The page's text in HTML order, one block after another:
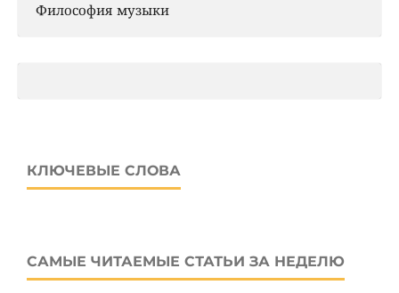
Философия музыки
КЛЮЧЕВЫЕ СЛОВА
САМЫЕ ЧИТАЕМЫЕ СТАТЬИ ЗА НЕДЕЛЮ